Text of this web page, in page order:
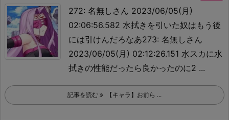
272: 名無しさん 2023/06/05(月)
02:06:56.582 水拭きを引いた奴はもう後
には引けんだろなあ273: 名無しさん
2023/06/05(月) 02:12:26.151 水スカに水
拭きの性能だったら良かったのに2 ...
記事を読む 【キャラ】お前ら ...